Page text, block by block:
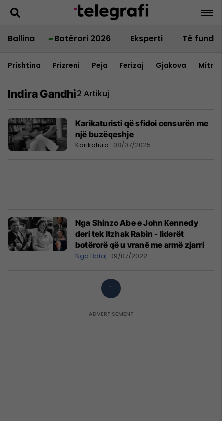
Ballina Botërori 2026 Eksperti Të fundit
Prishtina Prizreni Peja Ferizaj Gjakova
Indira Gandhi2 Artikuj
Karikaturisti që sfidoi censurën me
një buzëqeshje
Karikatura 08/07/2025
Nga Shinzo Abe e John Kennedy
deri tek Itzhak Rabin - liderët
botërorë që u vranë me armë zjarri
Nga Bota 09/07/2022
1